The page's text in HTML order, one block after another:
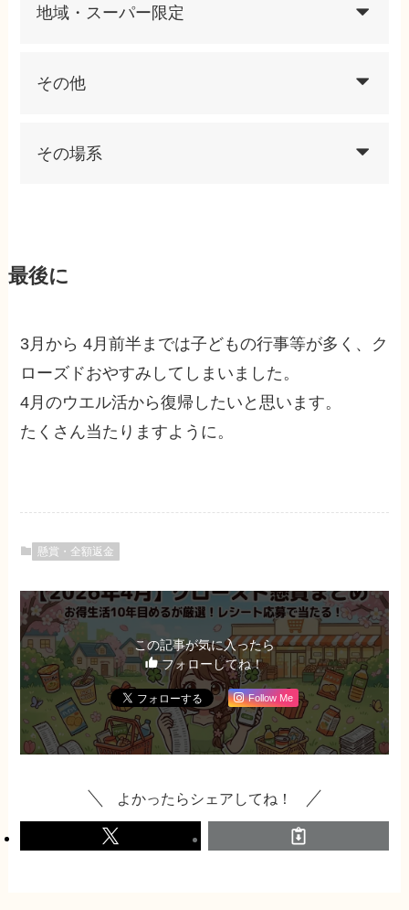
地域・スーパー限定
その他
その場系
最後に
3月から 4月前半までは子どもの行事等が多く、ク
ローズドおやすみしてしまいました。
4月のウエル活から復帰したいと思います。
たくさん当たりますように。
懸賞・全額返金
この記事が気に入ったら
フォローしてね！
Follow Me
よかったらシェアしてね！